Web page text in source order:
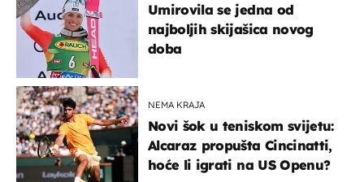
Umirovila se jedna od
najboljih skijašica novog
doba
NEMA KRAJA
Novi šok u teniskom svijetu:
Alcaraz propušta Cincinatti,
hoće li igrati na US Openu?